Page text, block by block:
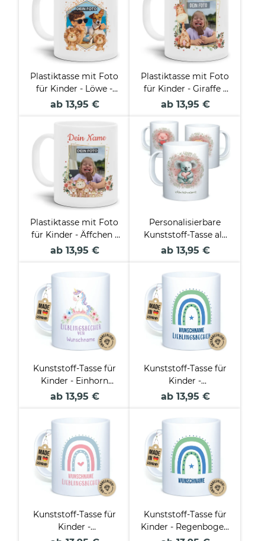
Plastiktasse mit Foto
für Kinder - Löwe -
mit Name
robustem Kunststoff
ab 13,95 €
Plastiktasse mit Foto
für Kinder - Giraffe -
mit Name
robustem Kunststoff
ab 13,95 €
Plastiktasse mit Foto
für Kinder - Äffchen -
mit Name
robustem Kunststoff
ab 13,95 €
Personalisierbare
Kunststoff-Tasse als
Geschenk für Kinder -
Tiermotive - mit
Name selbst
gestalten
ab 13,95 €
Kunststoff-Tasse für
Kinder - Einhorn
Mädchen - mit Name
ab 13,95 €
Kunststoff-Tasse für
Kinder -
Lieblingsbecher
ab 13,95 €
Kunststoff-Tasse für
Kinder -
Kunststoff-Tasse für
Kinder - Regenbogen